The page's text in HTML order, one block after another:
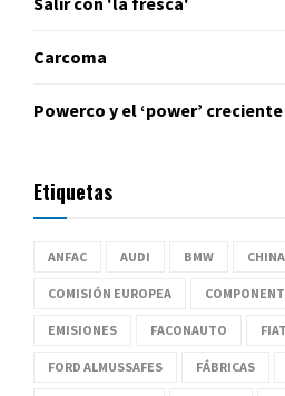
Carcoma
Powerco y el ‘power’
Etiquetas
ANFAC AUDI BMW CHINA
COMISIÓN EUROPEA
EMISIONES FACONAUTO FIAT
FORD ALMUSSAFES FÁBRICAS